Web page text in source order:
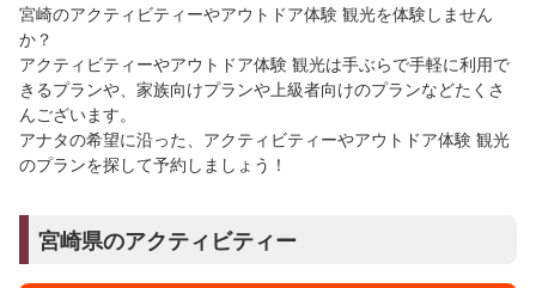
宮崎のアクティビティーやアウトドア体験 観光を体験しません
か？
アクティビティーやアウトドア体験 観光は手ぶらで手軽に利用で
きるプランや、家族向けプランや上級者向けのプランなどたくさ
んございます。
アナタの希望に沿った、アクティビティーやアウトドア体験 観光
のプランを探して予約しましょう！
宮崎県のアクティビティー